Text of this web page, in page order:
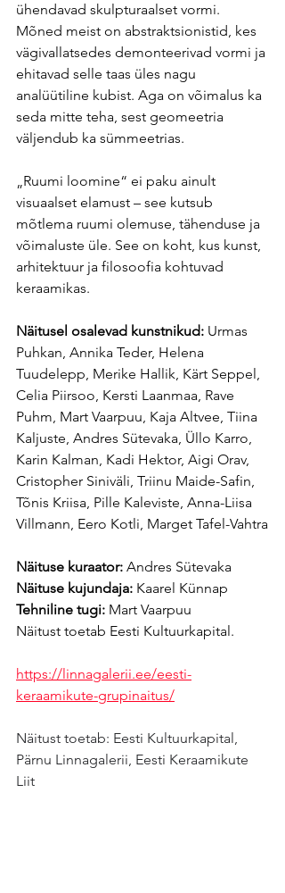
ühendavad skulpturaalset vormi.
Mõned meist on abstraktsionistid, kes
vägivallatsedes demonteerivad vormi ja
ehitavad selle taas üles nagu
analüütiline kubist. Aga on võimalus ka
seda mitte teha, sest geomeetria
väljendub ka sümmeetrias.
„Ruumi loomine“ ei paku ainult
visuaalset elamust – see kutsub
mõtlema ruumi olemuse, tähenduse ja
võimaluste üle. See on koht, kus kunst,
arhitektuur ja filosoofia kohtuvad
keraamikas.
Näitusel osalevad kunstnikud: Urmas
Puhkan, Annika Teder, Helena
Tuudelepp, Merike Hallik, Kärt Seppel,
Celia Piirsoo, Kersti Laanmaa, Rave
Puhm, Mart Vaarpuu, Kaja Altvee, Tiina
Kaljuste, Andres Sütevaka, Üllo Karro,
Karin Kalman, Kadi Hektor, Aigi Orav,
Cristopher Siniväli, Triinu Maide-Safin,
Tõnis Kriisa, Pille Kaleviste, Anna-Liisa
Villmann, Eero Kotli, Marget Tafel-Vahtra
Näituse kuraator: Andres Sütevaka
Näituse kujundaja: Kaarel Künnap
Tehniline tugi: Mart Vaarpuu
Näitust toetab Eesti Kultuurkapital.
https://linnagalerii.ee/eesti-
keraamikute-grupinaitus/
Näitust toetab: Eesti Kultuurkapital,
Pärnu Linnagalerii, Eesti Keraamikute
Liit